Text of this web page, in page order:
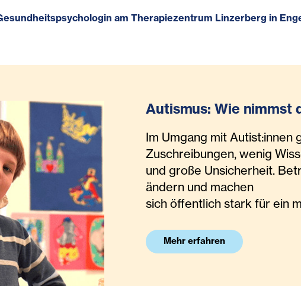
am Therapiezentrum Linzerberg in
Autismus: Wie nimmst
Im Umgang mit Autist:innen
Zuschreibungen, wenig
und große Unsicherheit.
ändern und machen
sich öffentlich stark für ein
Mehr erfahren